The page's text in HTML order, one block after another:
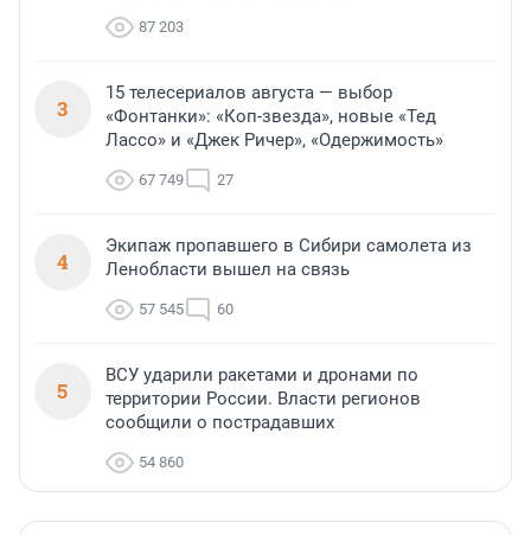
87 203
3
15 телесериалов августа — выбор
«Фонтанки»: «Коп-звезда», новые «Тед
Лассо» и «Джек Ричер», «Одержимость»
67 749 27
4
Экипаж пропавшего в Сибири самолета из
Ленобласти вышел на связь
57 545 60
5
ВСУ ударили ракетами и дронами по
территории России. Власти регионов
сообщили о пострадавших
54 860